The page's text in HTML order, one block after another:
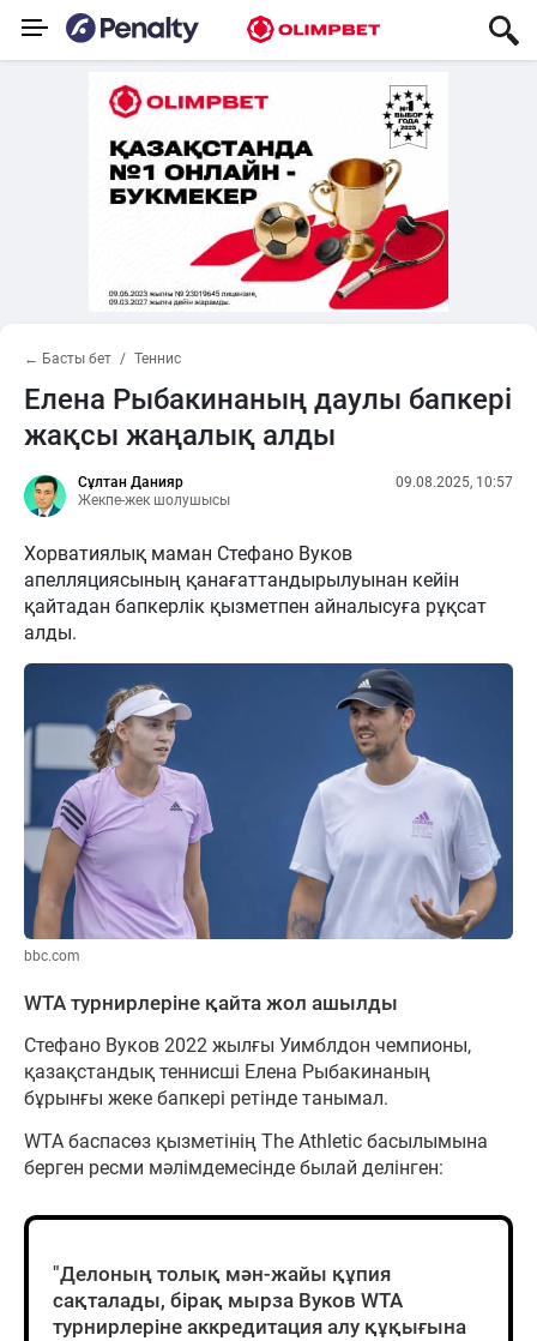
← Басты бет Теннис
Елена Рыбакинаның даулы бапкері
жақсы жаңалық алды
Сұлтан Данияр
Жекпе-жек шолушысы
09.08.2025, 10:57
Хорватиялық маман Стефано Вуков
апелляциясының қанағаттандырылуынан кейін
қайтадан бапкерлік қызметпен айналысуға рұқсат
алды.
bbc.com
WTA турнирлеріне қайта жол ашылды
Стефано Вуков 2022 жылғы Уимблдон чемпионы,
қазақстандық теннисші Елена Рыбакинаның
бұрынғы жеке бапкері ретінде танымал.
WTA баспасөз қызметінің The Athletic басылымына
берген ресми мәлімдемесінде былай делінген:
"Делоның толық мән-жайы құпия
сақталады, бірақ мырза Вуков WTA
турнирлеріне аккредитация алу құқығына